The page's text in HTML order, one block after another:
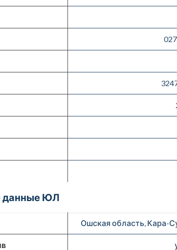
данные ЮЛ
Ошская область, Кара-